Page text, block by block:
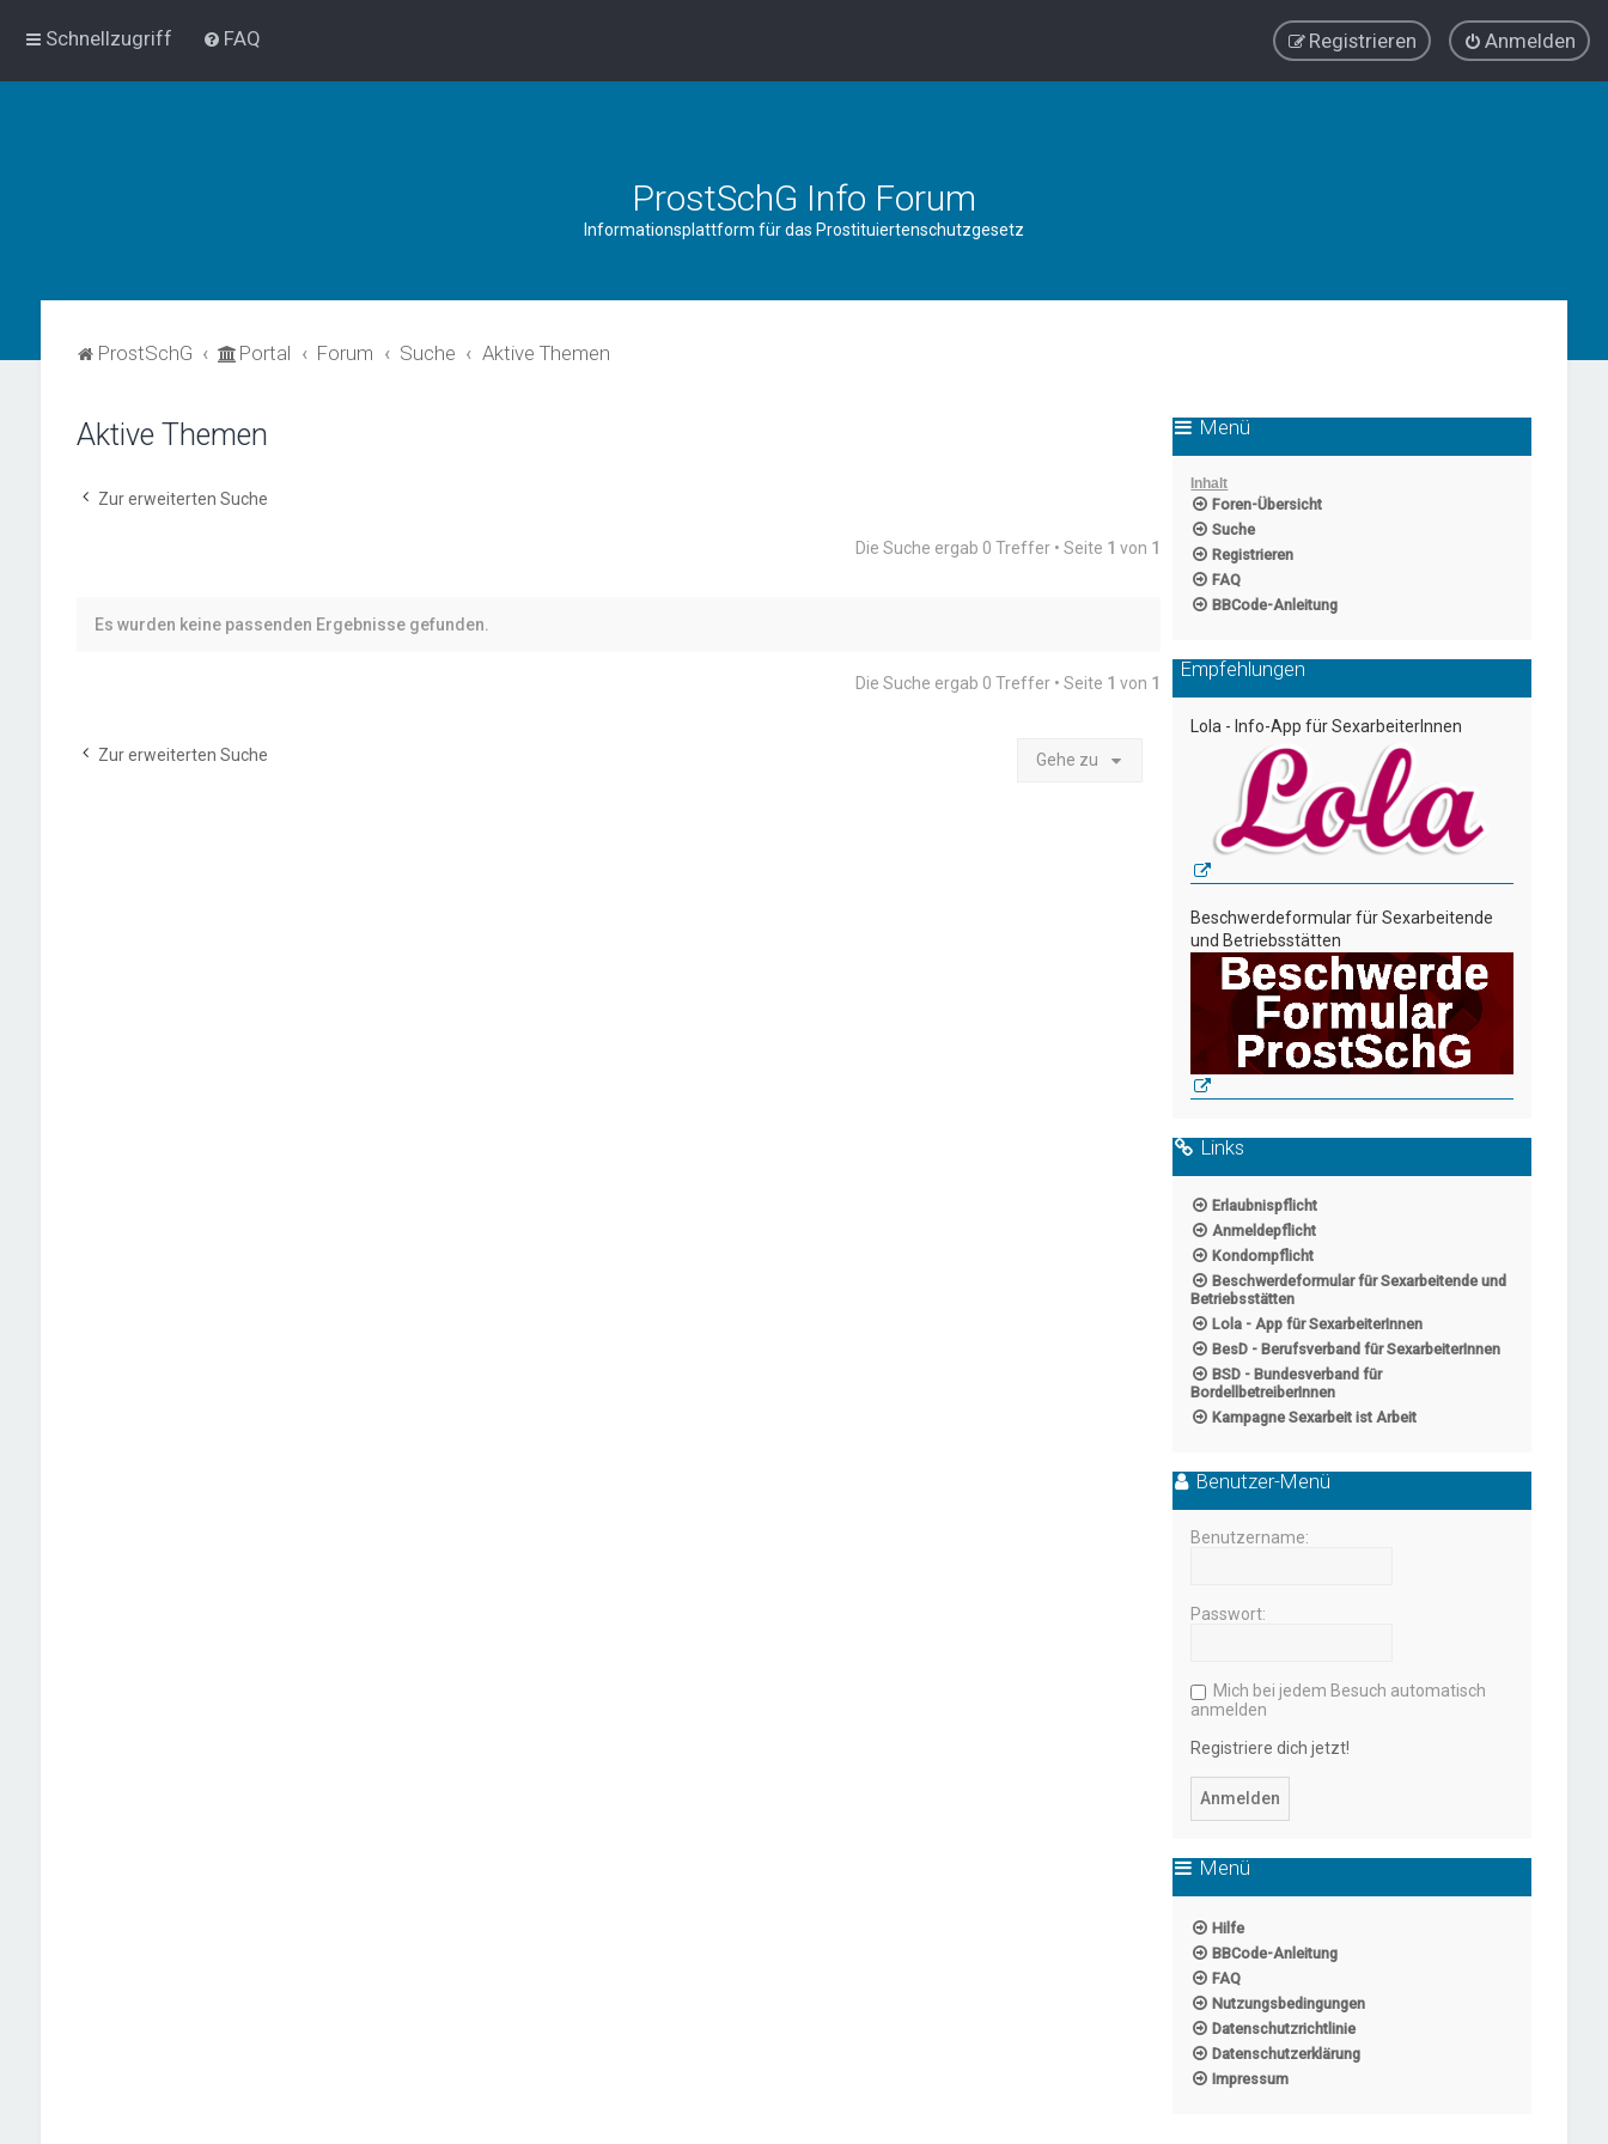
Schnellzugriff FAQ Anmelden
Registrieren
ProstSchG Info Forum
Informationsplattform für das Prostituiertenschutzgesetz
ProstSchG Portal Forum Suche Aktive Themen
Aktive Themen
Zur erweiterten Suche
Die Suche ergab 0 Treffer • Seite 1 von 1
Es wurden keine passenden Ergebnisse gefunden.
Die Suche ergab 0 Treffer • Seite 1 von 1
Zur erweiterten Suche Gehe zu
Menü
Inhalt
Foren-Übersicht
Suche
Registrieren
FAQ
BBCode-Anleitung
Empfehlungen
Lola - Info-App für SexarbeiterInnen
Beschwerdeformular für Sexarbeitende
und Betriebsstätten
Links
Erlaubnispflicht
Anmeldepflicht
Kondompflicht
Beschwerdeformular für Sexarbeitende und
Betriebsstätten
Lola - App für SexarbeiterInnen
BesD - Berufsverband für SexarbeiterInnen
BSD - Bundesverband für
BordellbetreiberInnen
Kampagne Sexarbeit ist Arbeit
Benutzer-Menü
Benutzername:
Passwort:
Mich bei jedem Besuch automatisch
anmelden
Registriere dich jetzt!
Menü
Hilfe
BBCode-Anleitung
FAQ
Nutzungsbedingungen
Datenschutzrichtlinie
Datenschutzerklärung
Impressum